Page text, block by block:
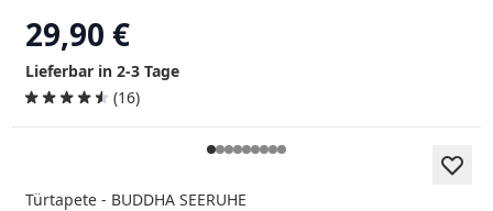
29,90 €
Lieferbar in 2-3 Tage
(16)
Türtapete - BUDDHA SEERUHE